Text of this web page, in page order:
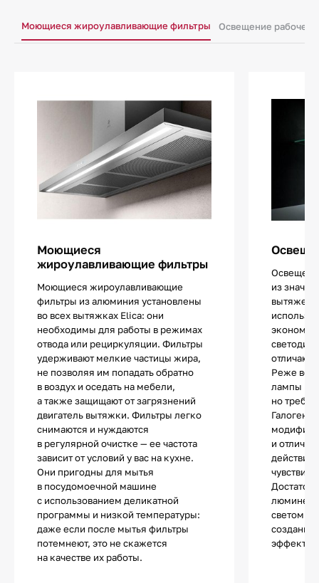
Моющиеся жироулавливающие фильтры Освещение рабочего
Моющиеся
жироулавливающие фильтры
Моющиеся жироулавливающие
фильтры из алюминия установлены
во всех вытяжках Elica: они
необходимы для работы в режимах
отвода или рециркуляции. Фильтры
удерживают мелкие частицы жира,
не позволяя им попадать обратно
в воздух и оседать на мебели,
а также защищают от загрязнений
двигатель вытяжки. Фильтры легко
снимаются и нуждаются
в регулярной очистке — ее частота
зависит от условий у вас на кухне.
Они пригодны для мытья
в посудомоечной машине
с использованием деликатной
программы и низкой температуры:
даже если после мытья фильтры
потемнеют, это не скажется
на качестве их работы.
из
вытяжек.
Реже
лампы
но
и
светом и
создания